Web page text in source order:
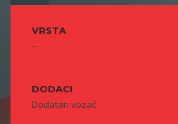
VRSTA
--
DODACI
Dodatan vozač